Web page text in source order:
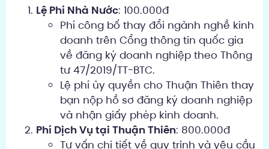
Lệ Phí Nhà Nước: 100.000đ
Phí công bố thay đổi ngành nghề kinh
doanh trên Cổng thông tin quốc gia
về đăng ký doanh nghiệp theo Thông
tư 47/2019/TT-BTC.
Lệ phí ủy quyền cho Thuận Thiên thay
bạn nộp hồ sơ đăng ký doanh nghiệp
và nhận giấy phép kinh doanh.
Phí Dịch Vụ tại Thuận Thiên: 800.000đ
Tư vấn chi tiết về quy trình và yêu cầu